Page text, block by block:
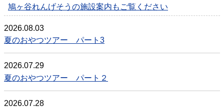
鳩ヶ谷れんげそうの施設案内もご覧ください
2026.08.03
夏のおやつツアー パート3
2026.07.29
夏のおやつツアー パート２
2026.07.28